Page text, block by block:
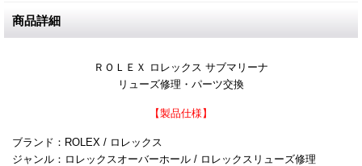
商品詳細
ＲＯＬＥＸ ロレックス サブマリーナ
リューズ修理・パーツ交換
【製品仕様】
ブランド：ROLEX / ロレックス
ジャンル：ロレックスオーバーホール / ロレックスリューズ修理